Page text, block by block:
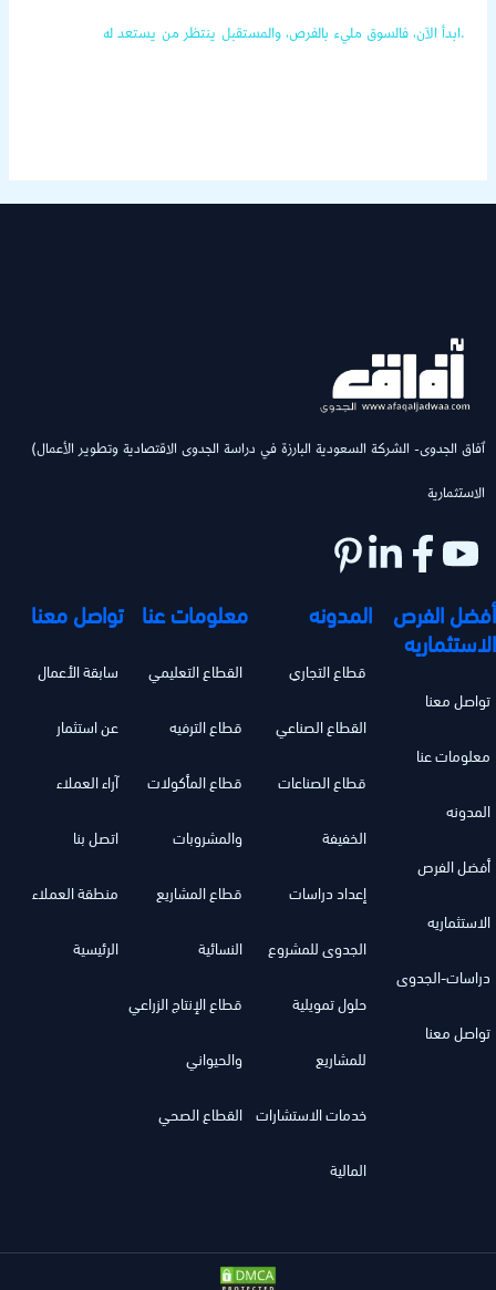
ابدأ الآن، فالسوق مليء بالفرص، والمستقبل ينتظر من يستعد له.
(ٱفاق الجدوى- الشركة السعودية البارزة في دراسة الجدوى الاقتصادية وتطوير الأعمال
الاستثمارية
تواصل معنا
سابقة الأعمال
عن استثمار
آراء العملاء
اتصل بنا
منطقة العملاء
الرئيسية
معلومات عنا
القطاع التعليمي
قطاع الترفيه
قطاع المأكولات
والمشروبات
قطاع المشاريع
النسائية
قطاع الإنتاج الزراعي
والحيواني
القطاع الصحي
المدونه
قطاع التجاري
القطاع الصناعي
قطاع الصناعات
الخفيفة
إعداد دراسات
الجدوى للمشروع
حلول تمويلية
للمشاريع
خدمات الاستشارات
المالية
أفضل الفرص
الاستثماريه
تواصل معنا
معلومات عنا
المدونه
أفضل الفرص
الاستثماريه
دراسات-الجدوى
تواصل معنا